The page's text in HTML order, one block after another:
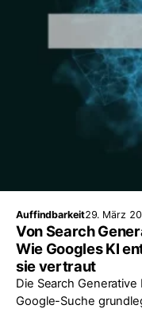
Auffindbarkeit29. März
Von Search
Wie Googles KI
sie vertraut
Die Search
Google-Suche